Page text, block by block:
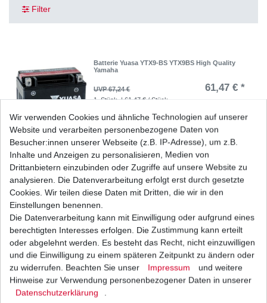
Filter
Batterie Yuasa YTX9-BS YTX9BS High Quality
Yamaha
UVP 67,24 € 61,47 € *
1 Stück | 61,47 € / Stück
Gel Batterie YTX9-BS Yamaha TT 600 E 4GV 4LW
UVP 47,71 € 41,15 € *
1 Stück
zzgl. Versandkosten
Marken Batterie YTX9-BS wartungsfrei für
UVP 36,76 €
Wir verwenden Cookies und ähnliche Technologien auf unserer
Website und verarbeiten personenbezogene Daten von
Besucher:innen unserer Webseite (z.B. IP-Adresse), um z.B.
Inhalte und Anzeigen zu personalisieren, Medien von
Drittanbietern einzubinden oder Zugriffe auf unsere Website zu
analysieren. Die Datenverarbeitung erfolgt erst durch gesetzte
Cookies. Wir teilen diese Daten mit Dritten, die wir in den
Einstellungen benennen.
Die Datenverarbeitung kann mit Einwilligung oder aufgrund eines
berechtigten Interesses erfolgen. Die Zustimmung kann erteilt
oder abgelehnt werden. Es besteht das Recht, nicht einzuwilligen
und die Einwilligung zu einem späteren Zeitpunkt zu ändern oder
zu widerrufen. Beachten Sie unser
Impressum
und weitere
Hinweise zur Verwendung personenbezogener Daten in unserer
Daten­schutz­erklärung
.